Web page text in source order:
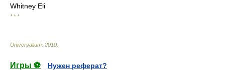
Whitney Eli
* * *
Universalium 2010
Игры ⚽
Нужен реферат?